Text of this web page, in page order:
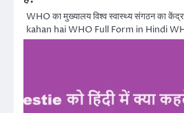
WHO का मुख्यालय विश्व स्वास्थ्य संगठन का
kahan hai WHO Full Form in Hindi